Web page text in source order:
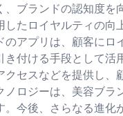
、ブランドの認知度を
したロイヤルティの向
のアプリは、顧客に
き付ける手段として
クセスなどを提供し、
ノロジーは、美容ブ
。今後、さらなる進化